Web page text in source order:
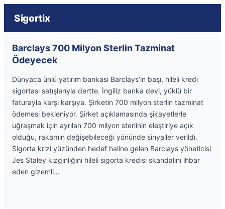
Sigortix
Barclays 700 Milyon Sterlin Tazminat
Ödeyecek
Dünyaca ünlü yatırım bankası Barclays’in başı, hileli kredi
sigortası satışlarıyla dertte. İngiliz banka devi, yüklü bir
faturayla karşı karşıya. Şirketin 700 milyon sterlin tazminat
ödemesi bekleniyor. Şirket açıklamasında şikayetlerle
uğraşmak için ayrılan 700 milyon sterlinin eleştiriye açık
olduğu, rakamın değişebileceği yönünde sinyaller verildi.
Sigorta krizi yüzünden hedef haline gelen Barclays yöneticisi
Jes Staley kızgınlığını hileli sigorta kredisi skandalını ihbar
eden gizemli…